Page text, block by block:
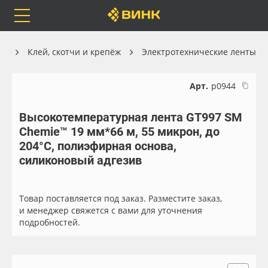
Каталог
Orafol
Доставка
Весь каталог
Рулонные материалы
Листовые материалы
Клей, скотчи и крепёж Электротехнические ленты
Арт. р0944
Высокотемпературная лента GT997 SM
Chemie™ 19 мм*66 м, 55 микрон, до
204°C, полиэфирная основа,
силиконовый адгезив
Товар поставляется под заказ. Разместите заказ,
и менеджер свяжется с вами для уточнения
подробностей.